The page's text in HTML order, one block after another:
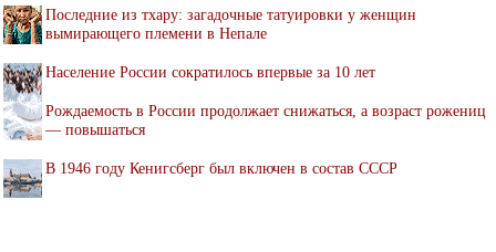
Последние из тхару: загадочные татуировки у женщин
вымирающего племени в Непале
Население России сократилось впервые за 10 лет
Рождаемость в России продолжает снижаться, а возраст рожениц
— повышаться
В 1946 году Кенигсберг был включен в состав СССР